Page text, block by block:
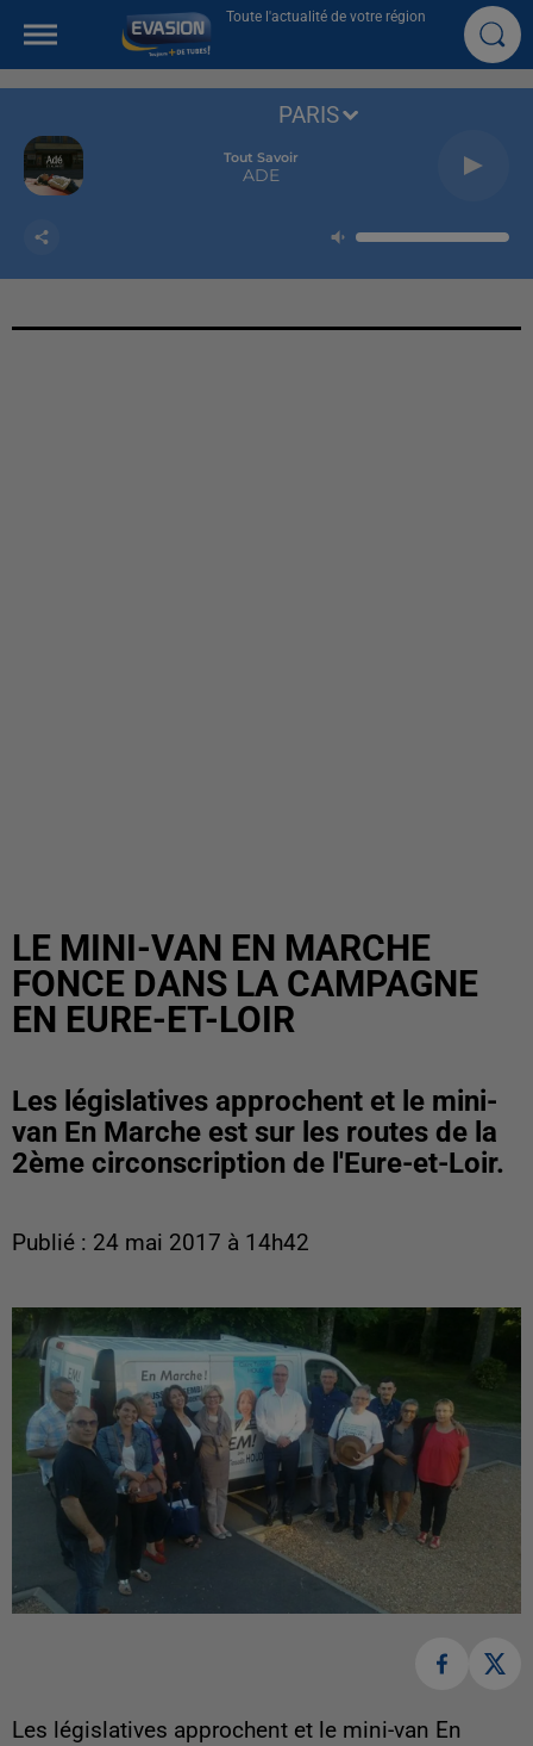
Toute l'actualité de votre région
Tout Savoir
ADE
PARIS
LE MINI-VAN EN MARCHE
FONCE DANS LA CAMPAGNE
EN EURE-ET-LOIR
Les législatives approchent et le mini-
van En Marche est sur les routes de la
2ème circonscription de l'Eure-et-Loir.
Publié : 24 mai 2017 à 14h42
Les législatives approchent et le mini-van En